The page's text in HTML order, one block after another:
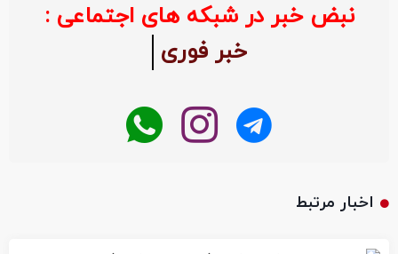
نبض خبر در شبکه های اجتماعی :
خبر فوری
اخبار مرتبط